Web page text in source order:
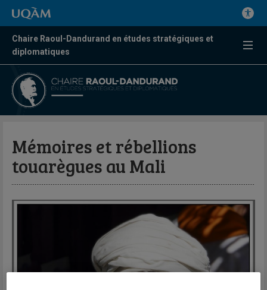
Chaire Raoul-Dandurand en études stratégiques et
diplomatiques
Mémoires et rébellions
touarègues au Mali